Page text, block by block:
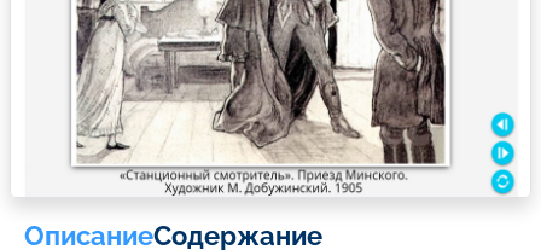
ОписаниеСодержание